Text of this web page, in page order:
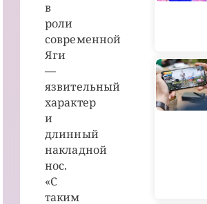
в
роли
современной
Яги
—
язвительный
характер
и
длинный
накладной
нос.
«С
таким